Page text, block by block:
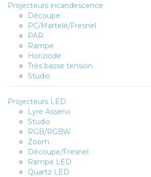
Projecteurs incandescence
Découpe
PC/Martelé/Fresnel
PAR
Rampe
Horiziode
Très basse tension
Studio
Projecteurs LED
Lyre Asservi
Studio
RGB/RGBW
Zoom
Découpe/Fresnel
Rampe LED
Quartz LED